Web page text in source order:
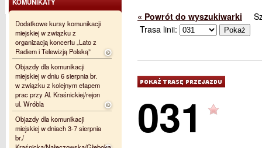
« Powrót do wyszukiwarki
Trasa linii:
031
Dodatkowe kursy komunikacji
miejskiej w związku z
organizacją koncertu „Lato z
Radiem i Telewizją Polską”
Objazdy dla komunikacji
miejskiej w dniu 6 sierpnia br.
w związku z kolejnym etapem
prac przy Al. Kraśnickiej/rejon
ul. Wróbla
Objazdy dla komunikacji
miejskiej w dniach 3-7 sierpnia
br./